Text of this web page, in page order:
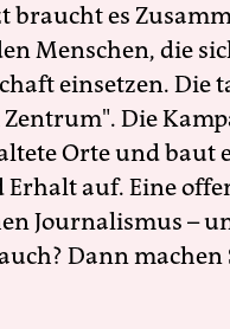
braucht es
Menschen, die
einsetzen. Die
Die
Orte und baut
Erhalt auf. Eine
Journalismus –
Dann